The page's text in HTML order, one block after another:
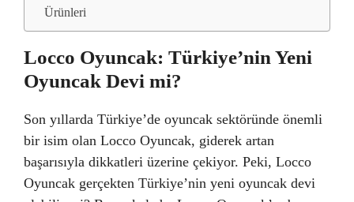
Ürünleri
Locco Oyuncak: Türkiye’nin Yeni
Oyuncak Devi mi?
Son yıllarda Türkiye’de oyuncak sektöründe önemli
bir isim olan Locco Oyuncak, giderek artan
başarısıyla dikkatleri üzerine çekiyor. Peki, Locco
Oyuncak gerçekten Türkiye’nin yeni oyuncak devi